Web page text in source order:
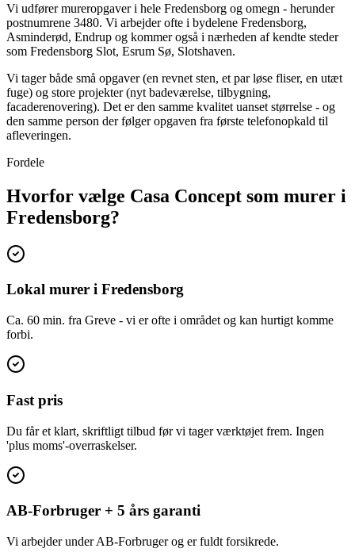
Vi udfører mureropgaver i hele Fredensborg og omegn - herunder
postnumrene 3480. Vi arbejder ofte i bydelene Fredensborg,
Asminderød, Endrup og kommer også i nærheden af kendte steder
som Fredensborg Slot, Esrum Sø, Slotshaven.
Vi tager både små opgaver (en revnet sten, et par løse fliser, en utæt
fuge) og store projekter (nyt badeværelse, tilbygning,
facaderenovering). Det er den samme kvalitet uanset størrelse - og
den samme person der følger opgaven fra første telefonopkald til
afleveringen.
Fordele
Hvorfor vælge Casa Concept som murer i
Fredensborg?
Lokal murer i Fredensborg
Ca. 60 min. fra Greve - vi er ofte i området og kan hurtigt komme
forbi.
Fast pris
Du får et klart, skriftligt tilbud før vi tager værktøjet frem. Ingen
'plus moms'-overraskelser.
AB-Forbruger + 5 års garanti
Vi arbejder under AB-Forbruger og er fuldt forsikrede.